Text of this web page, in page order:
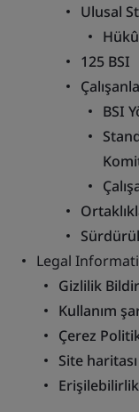
Ulusal
125 BSI
BSI
Legal
Gizlilik
Kullanım
Çerez
Site haritası
Erişilebilirlik